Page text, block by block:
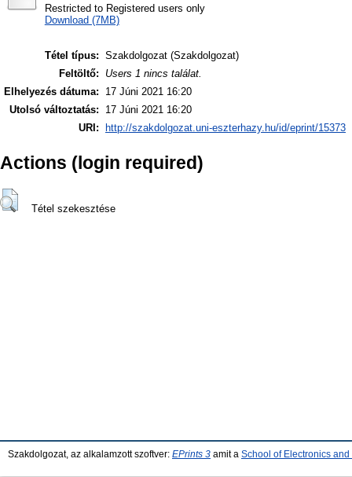
Restricted to Registered users only
Download (7MB)
Tétel típus: Szakdolgozat (Szakdolgozat)
Feltöltő:
Users 1 nincs találat.
Elhelyezés dátuma:
17 Júni 2021 16:20
Utolsó változtatás:
17 Júni 2021 16:20
URI:
http://szakdolgozat.uni-eszterhazy.hu/id/eprint/15373
Actions (login required)
Tétel szekesztése
Szakdolgozat, az alkalamzott szoftver: EPrints 3 amit a School of Electronics